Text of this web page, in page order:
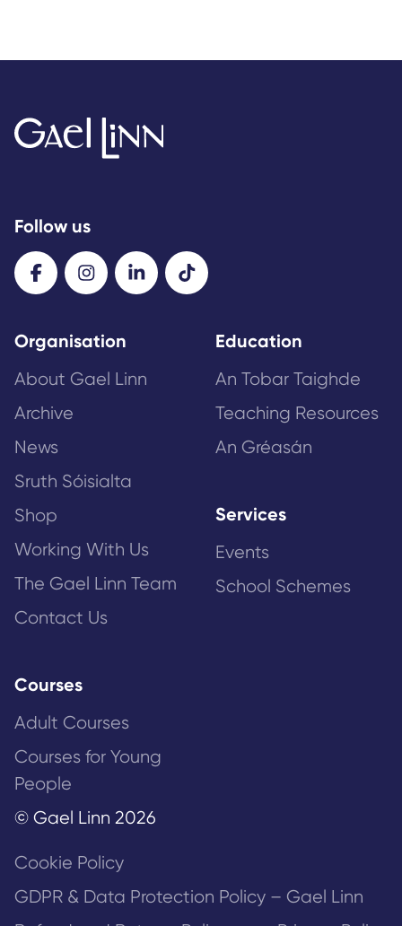
Follow us
Organisation
About Gael Linn
Archive
News
Sruth Sóisialta
Shop
Working With Us
The Gael Linn Team
Contact Us
Education
An Tobar Taighde
Teaching Resources
An Gréasán
Services
Events
School Schemes
Courses
Adult Courses
Courses for Young
People
© Gael Linn 2026
Cookie Policy
GDPR & Data Protection Policy – Gael Linn